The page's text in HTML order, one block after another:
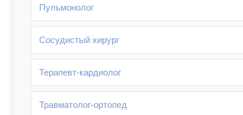
Пульмонолог
Сосудистый хирург
Терапевт-кардиолог
Травматолог-ортопед